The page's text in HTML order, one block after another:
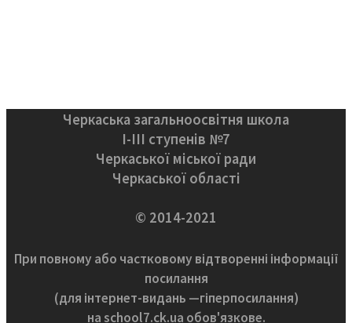
Черкаська загальноосвітня школа
І-ІІІ ступенів №7
Черкаської міської ради
Черкаської області
© 2014-2021
При повному або частковому відтворенні інформації
посилання
(для інтернет-видань —гіперпосилання)
на school7.ck.ua обов'язкове.